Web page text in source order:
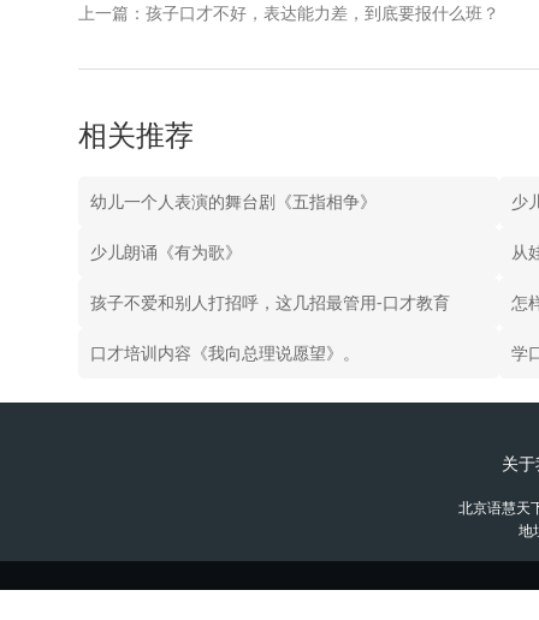
上一篇：孩子口才不好，表达能力差，到底要报什么班？
相关推荐
幼儿一个人表演的舞台剧《五指相争》 少
少儿朗诵《有为歌》 从
孩子不爱和别人打招呼，这几招最管用-口才教育 怎
口才培训内容《我向总理说愿望》。
关
北京语慧天
地